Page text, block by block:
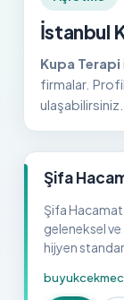
İstanbul
Kupa Terapi
firmalar.
ulaşabilirsiniz.
Şifa
Şifa
geleneksel
hijyen
deneyimimiz,